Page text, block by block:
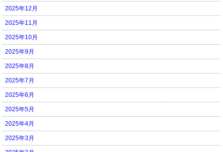
2025年12月
2025年11月
2025年10月
2025年9月
2025年8月
2025年7月
2025年6月
2025年5月
2025年4月
2025年3月